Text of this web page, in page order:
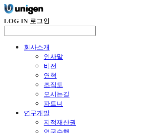
LOG IN 로그인
회사소개
인사말
비전
연혁
조직도
오시는길
파트너
연구개발
지적재산권